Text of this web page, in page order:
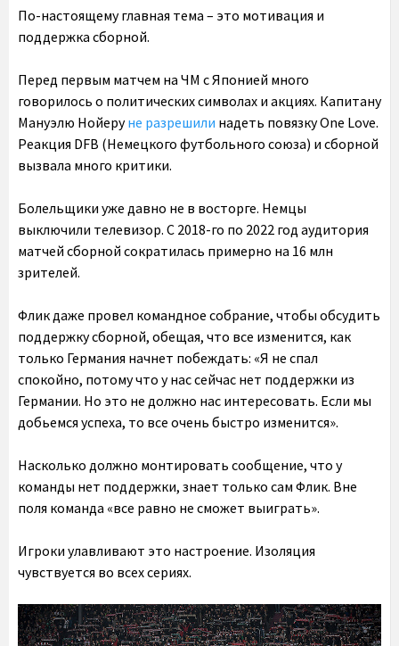
По-настоящему главная тема – это мотивация и
поддержка сборной.
Перед первым матчем на ЧМ с Японией много
говорилось о политических символах и акциях. Капитану
Мануэлю Нойеруне разрешили надеть повязку One Love.
Реакция DFB (Немецкого футбольного союза) и сборной
вызвала много критики.
Болельщики уже давно не в восторге. Немцы
выключили телевизор. С 2018-го по 2022 год аудитория
матчей сборной сократилась примерно на 16 млн
зрителей.
Флик даже провел командное собрание, чтобы обсудить
поддержку сборной, обещая, что все изменится, как
только Германия начнет побеждать: «Я не спал
спокойно, потому что у нас сейчас нет поддержки из
Германии. Но это не должно нас интересовать. Если мы
добьемся успеха, то все очень быстро изменится».
Насколько должно монтировать сообщение, что у
команды нет поддержки, знает только сам Флик. Вне
поля команда «все равно не сможет выиграть».
Игроки улавливают это настроение. Изоляция
чувствуется во всех сериях.